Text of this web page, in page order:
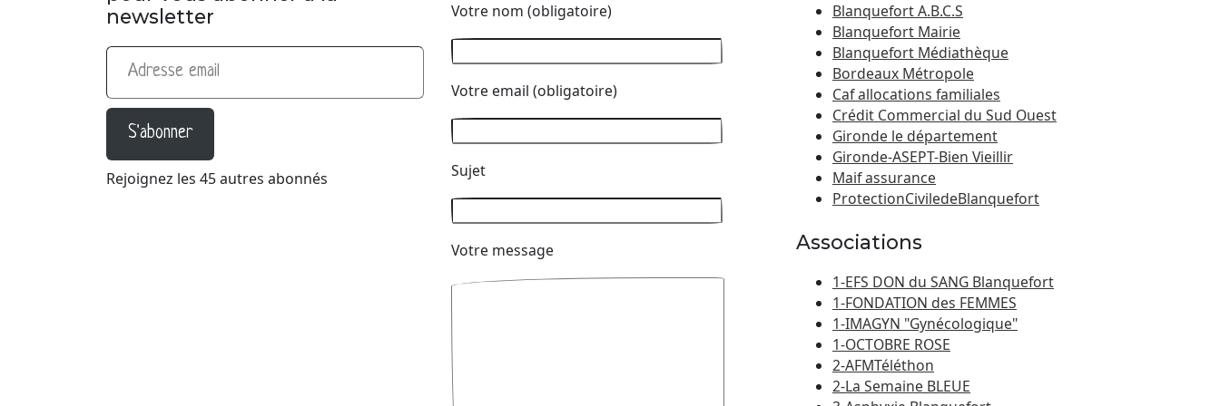
newsletter
Adresse email
S'abonner
Rejoignez les 45 autres abonnés
Votre nom (obligatoire)
Votre email (obligatoire)
Sujet
Votre message
Blanquefort A.B.C.S
Blanquefort Mairie
Blanquefort Médiathèque
Bordeaux Métropole
Caf allocations familiales
Crédit Commercial du Sud Ouest
Gironde le département
Gironde-ASEPT-Bien Vieillir
Maif assurance
ProtectionCiviledeBlanquefort
Associations
1-EFS DON du SANG Blanquefort
1-FONDATION des FEMMES
1-IMAGYN "Gynécologique"
1-OCTOBRE ROSE
2-AFMTéléthon
2-La Semaine BLEUE